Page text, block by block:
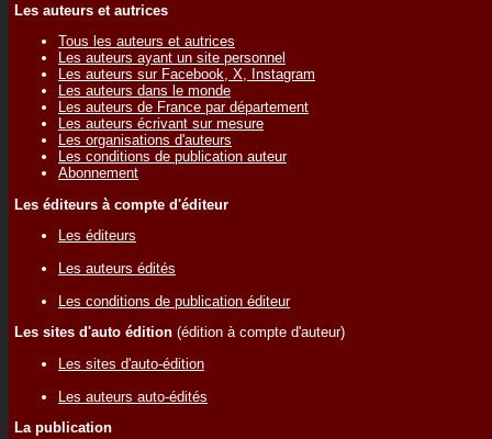
Les auteurs et autrices
Tous les auteurs et autrices
Les auteurs ayant un site personnel
Les auteurs sur Facebook, X, Instagram
Les auteurs dans le monde
Les auteurs de France par département
Les auteurs écrivant sur mesure
Les organisations d'auteurs
Les conditions de publication auteur
Abonnement
Les éditeurs à compte d'éditeur
Les éditeurs
Les auteurs édités
Les conditions de publication éditeur
Les sites d'auto édition (édition à compte d'auteur)
Les sites d'auto-édition
Les auteurs auto-édités
La publication